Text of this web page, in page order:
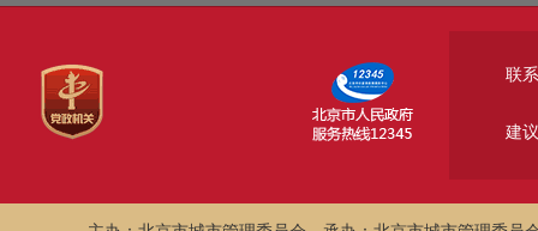
联
建